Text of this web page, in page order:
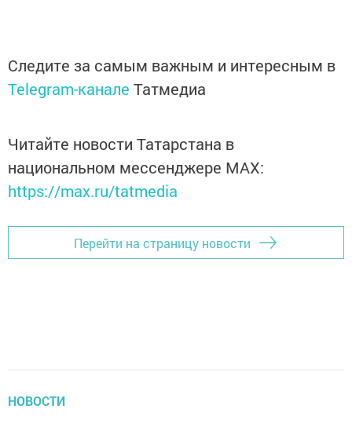
Следите за самым важным и интересным в
Telegram-канале Татмедиа
Читайте новости Татарстана в
национальном мессенджере MАХ:
https://max.ru/tatmedia
Перейти на страницу новости
НОВОСТИ